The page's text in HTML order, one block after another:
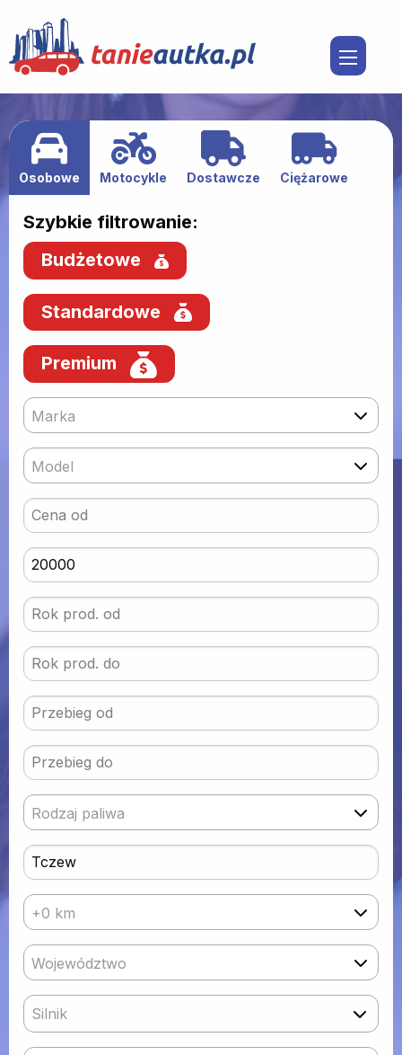
Osobowe Motocykle Dostawcze Ciężarowe
Szybkie filtrowanie:
Budżetowe
Standardowe
Premium
Marka
Model
Rodzaj paliwa
+0 km
Województwo
Silnik